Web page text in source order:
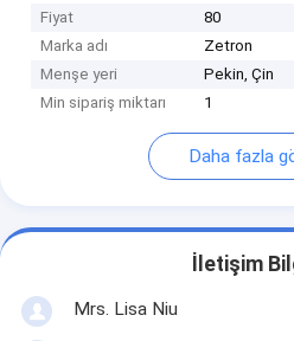
Fiyat
80
Marka adı
Zetron
Menşe yeri
Pekin, Çin
Min sipariş miktarı
1
Daha fazla
İletişim
Mrs. Lisa Niu